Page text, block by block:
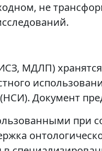
не
МДЛП)
(НСИ). Документ
при